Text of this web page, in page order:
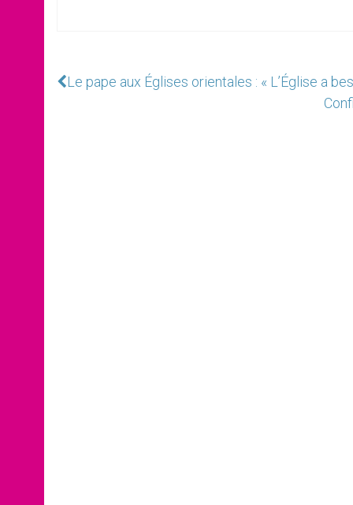
Le pape aux Églises orientales : « L’Église a